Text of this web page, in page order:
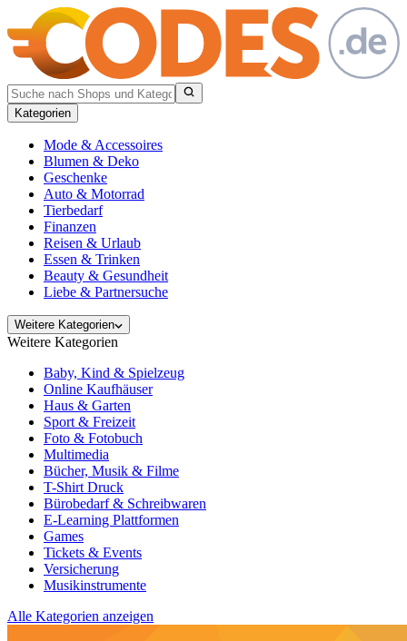
Kategorien
Mode & Accessoires
Blumen & Deko
Geschenke
Auto & Motorrad
Tierbedarf
Finanzen
Reisen & Urlaub
Essen & Trinken
Beauty & Gesundheit
Liebe & Partnersuche
Weitere Kategorien
Weitere Kategorien
Baby, Kind & Spielzeug
Online Kaufhäuser
Haus & Garten
Sport & Freizeit
Foto & Fotobuch
Multimedia
Bücher, Musik & Filme
T-Shirt Druck
Bürobedarf & Schreibwaren
E-Learning Plattformen
Games
Tickets & Events
Versicherung
Musikinstrumente
Alle Kategorien anzeigen